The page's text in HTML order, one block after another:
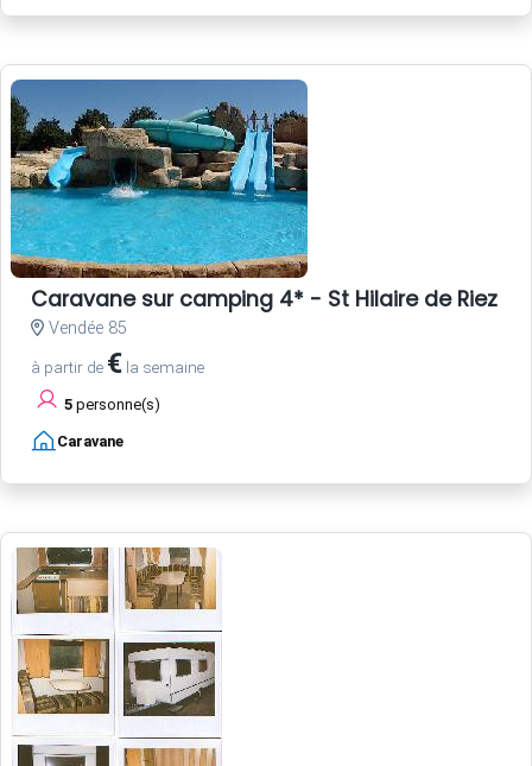
Caravane sur camping 4* - St Hilaire de Riez -
Vendée 85
à partir de € la semaine
5 personne(s)
Caravane